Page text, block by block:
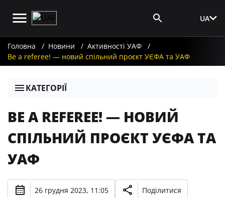
UA
Головна Новини
Активності УАФ
Be a referee! — новий спільний проєкт УЄФА та УАФ
КАТЕГОРІЇ
BE A REFEREE! — НОВИЙ
СПІЛЬНИЙ ПРОЄКТ УЄФА ТА
УАФ
26 грудня 2023, 11:05 Поділитися